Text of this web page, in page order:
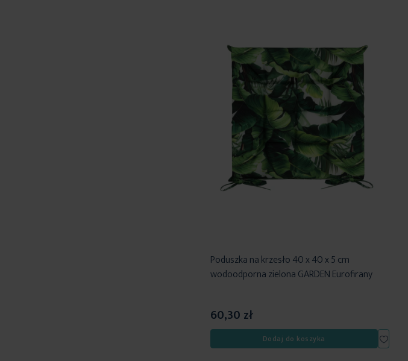
Poduszka na krzesło 40 x 40 x 5 cm
wodoodporna zielona GARDEN Eurofirany
60,30 zł
Dodaj do koszyka
Dodaj
do